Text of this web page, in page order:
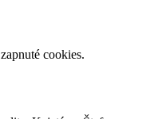
cookies.